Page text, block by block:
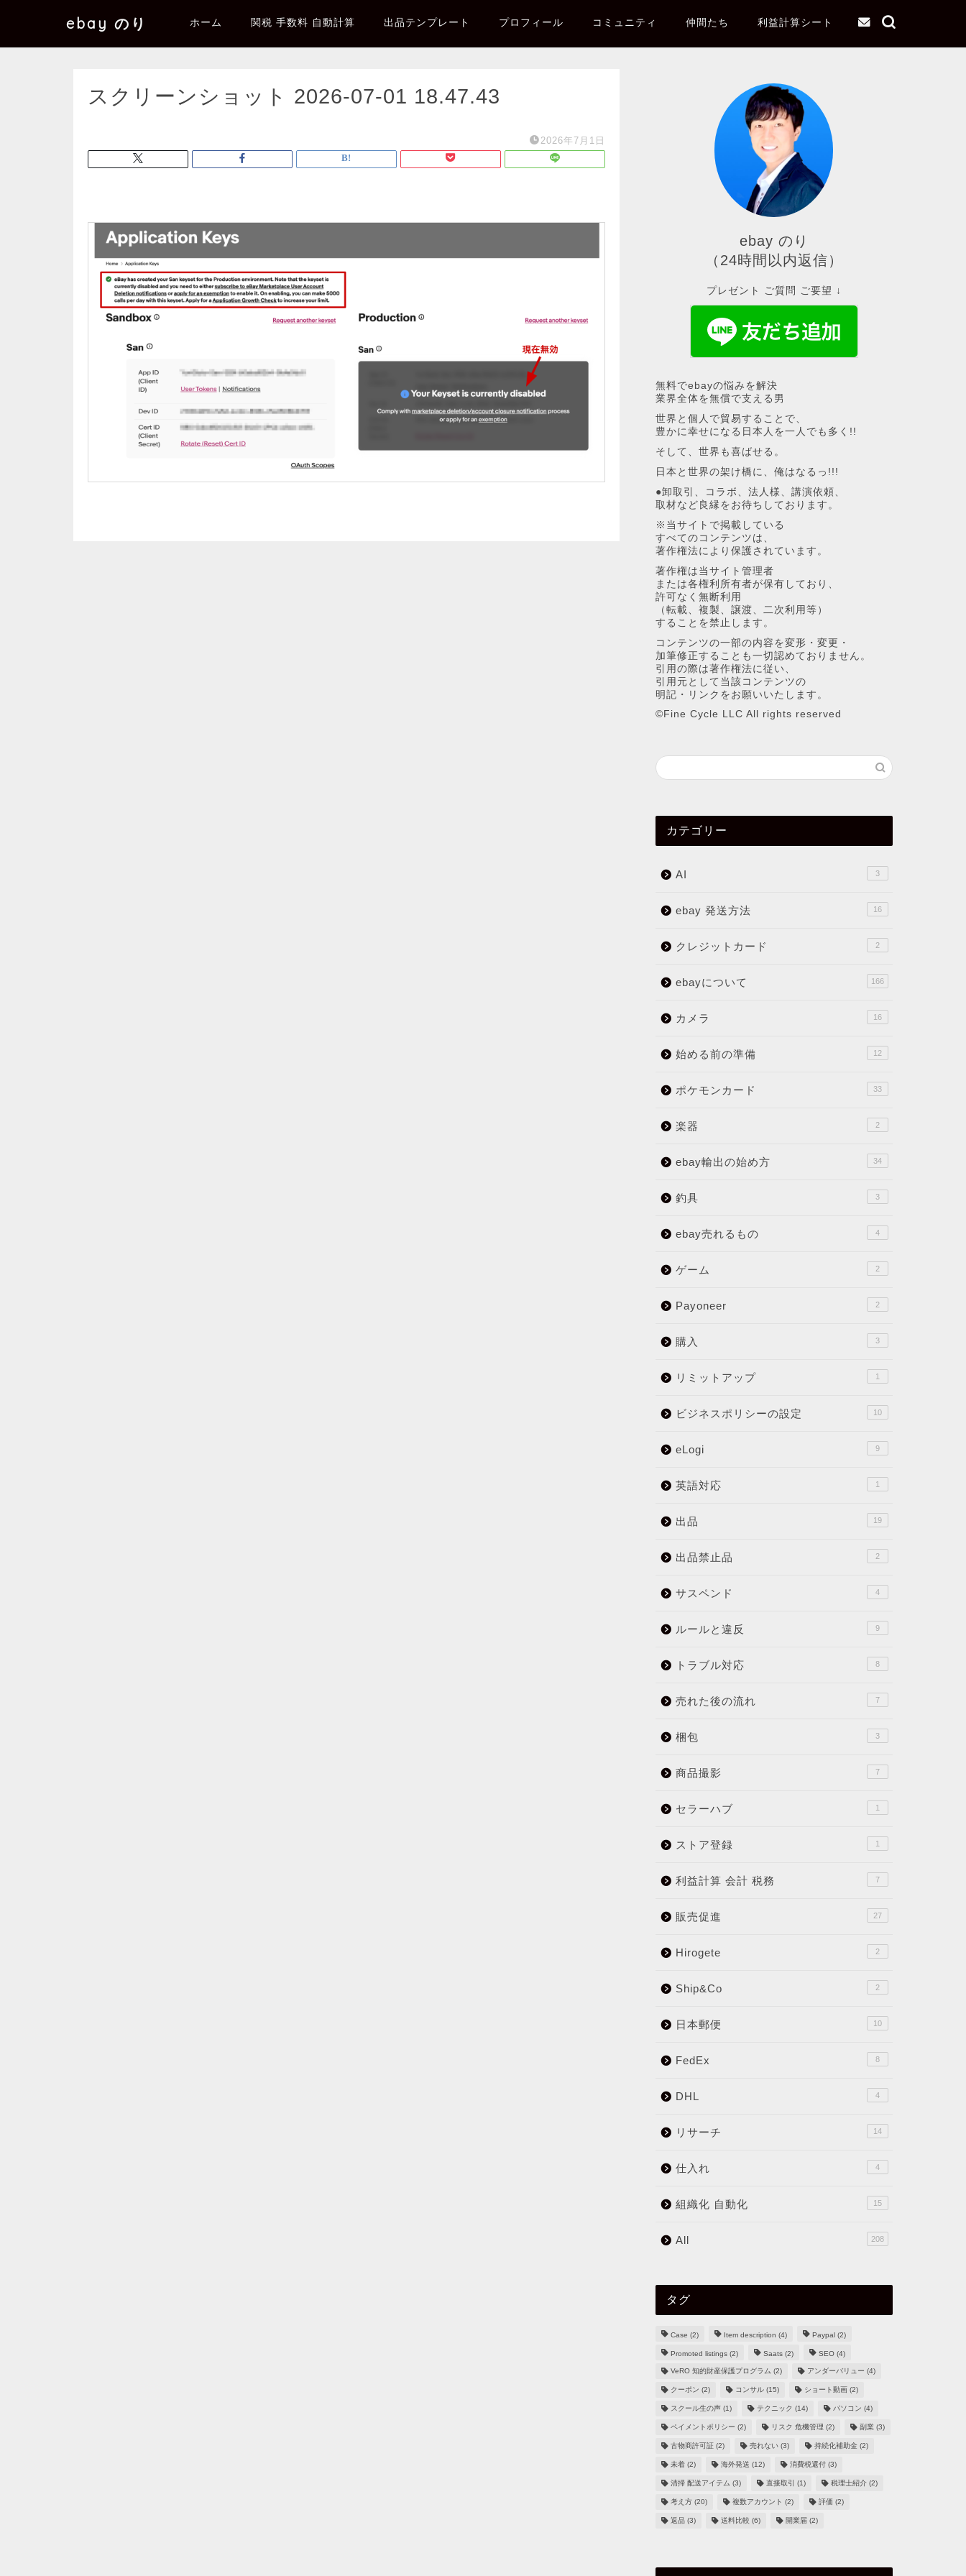
ebay のり ホーム 関税 手数料 自動計算 出品テンプレート プロフィール コミュニティ 仲間たち 利益計算シート
スクリーンショット 2026-07-01 18.47.43
2026年7月1日
ebay のり
（24時間以内返信）
プレゼント ご質問 ご要望 ↓
無料でebayの悩みを解決
業界全体を無償で支える男
世界と個人で貿易することで、
豊かに幸せになる日本人を一人でも多く!!
そして、世界も喜ばせる。
日本と世界の架け橋に、俺はなるっ!!!
●卸取引、コラボ、法人様、講演依頼、
取材など良縁をお待ちしております。
※当サイトで掲載している
すべてのコンテンツは、
著作権法により保護されています。
著作権は当サイト管理者
または各権利所有者が保有しており、
許可なく無断利用
（転載、複製、譲渡、二次利用等）
することを禁止します。
コンテンツの一部の内容を変形・変更・
加筆修正することも一切認めておりません。
引用の際は著作権法に従い、
引用元として当該コンテンツの
明記・リンクをお願いいたします。
©︎Fine Cycle LLC All rights reserved
カテゴリー
AI 3
ebay 発送方法 16
クレジットカード 2
ebayについて 166
カメラ 16
始める前の準備 12
ポケモンカード 33
楽器 2
ebay輸出の始め方 34
釣具 3
ebay売れるもの 4
ゲーム 2
Payoneer 2
購入 3
リミットアップ 1
ビジネスポリシーの設定 10
eLogi 9
英語対応 1
出品 19
出品禁止品 2
サスペンド 4
ルールと違反 9
トラブル対応 8
売れた後の流れ 7
梱包 3
商品撮影 7
セラーハブ 1
ストア登録 1
利益計算 会計 税務 7
販売促進 27
Hirogete 2
Ship&Co 2
日本郵便 10
FedEx 8
DHL 4
リサーチ 14
仕入れ 4
組織化 自動化 15
All 208
タグ
Case (2) Item description (4) Paypal(2)
Promoted listings(2) Saats(2) SEO(4)
VeRO 知的財産保護プログラム (2) アンダーバリュー (4)
クーポン (2) コンサル(15) ショート動画(2)
スクール生の声(1) テクニック (14) パソコン (4)
ペイメントポリシー (2) リスク 危機管理 (2) 副業 (3)
古物商許可証(2) 売れない(3) 持続化補助金(2)
未着(2) 海外発送 (12) 消費税還付(3)
清掃 配送アイテム (3) 直接取引 (1) 税理士紹介(2)
考え方(20) 複数アカウント (2) 評価 (2)
返品(3) 送料比較 (6) 開業届 (2)